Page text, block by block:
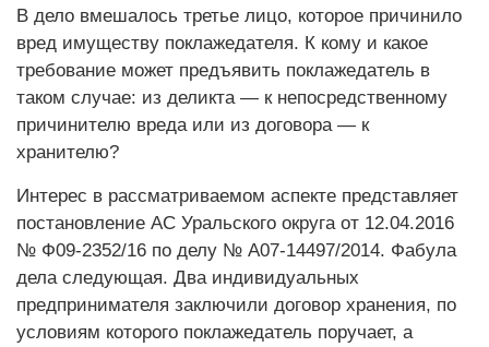
В дело вмешалось третье лицо, которое причинило
вред имуществу поклажедателя. К кому и какое
требование может предъявить поклажедатель в
таком случае: из деликта — к непосредственному
причинителю вреда или из договора — к
хранителю?
Интерес в рассматриваемом аспекте представляет
постановление АС Уральского округа от 12.04.2016
№ Ф09-2352/16 по делу № А07-14497/2014. Фабула
дела следующая. Два индивидуальных
предпринимателя заключили договор хранения, по
условиям которого поклажедатель поручает, а